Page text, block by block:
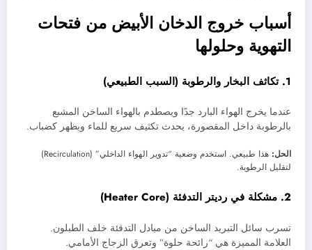
أسباب خروج الدخان الأبيض من فتحات
التهوية وحلولها
1. تكاثف البخار والرطوبة (السبب الطبيعي)
عندما يخرج الهواء البارد جدًا ويصطدم بالهواء الساخن المشبع
بالرطوبة داخل المقصورة، يحدث تكثيف سريع للماء ويظهر كضباب.
الحل:
هذا طبيعي. استخدم وضعية “تدوير الهواء الداخلي” (Recirculation)
لتقليل الرطوبة.
2. مشكلة في رديتر التدفئة (Heater Core)
تسرب سائل التبريد الساخن من مبادل التدفئة خلف الطبلون.
العلامة المميزة هي “رائحة حلوة” وتعرق الزجاج الأمامي.